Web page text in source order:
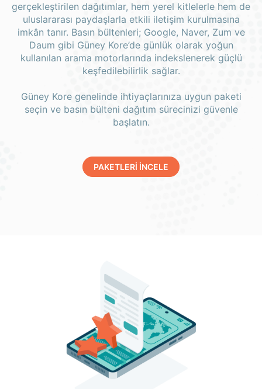
gerçekleştirilen dağıtımlar, hem yerel kitlelerle hem de
uluslararası paydaşlarla etkili iletişim kurulmasına
imkân tanır. Basın bültenleri; Google, Naver, Zum ve
Daum gibi Güney Kore’de günlük olarak yoğun
kullanılan arama motorlarında indekslenerek güçlü
keşfedilebilirlik sağlar.
Güney Kore genelinde ihtiyaçlarınıza uygun paketi
seçin ve basın bülteni dağıtım sürecinizi güvenle
başlatın.
PAKETLERİ İNCELE